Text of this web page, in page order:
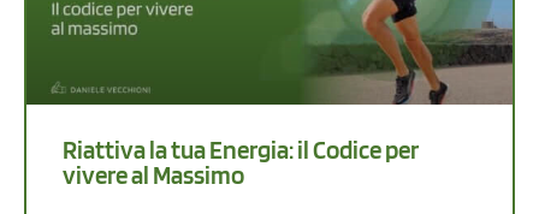
Riattiva la tua Energia: il Codice per
vivere al Massimo